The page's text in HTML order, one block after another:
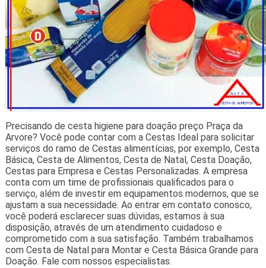
Precisando de cesta higiene para doação preço Praça da
Arvore? Você pode contar com a Cestas Ideal para solicitar
serviços do ramo de Cestas alimentícias, por exemplo, Cesta
Básica, Cesta de Alimentos, Cesta de Natal, Cesta Doação,
Cestas para Empresa e Cestas Personalizadas. A empresa
conta com um time de profissionais qualificados para o
serviço, além de investir em equipamentos modernos, que se
ajustam a sua necessidade. Ao entrar em contato conosco,
você poderá esclarecer suas dúvidas, estamos à sua
disposição, através de um atendimento cuidadoso e
comprometido com a sua satisfação. Também trabalhamos
com Cesta de Natal para Montar e Cesta Básica Grande para
Doação. Fale com nossos especialistas.